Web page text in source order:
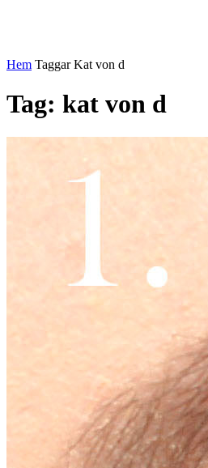
Hem Taggar Kat von d
Tag: kat von d